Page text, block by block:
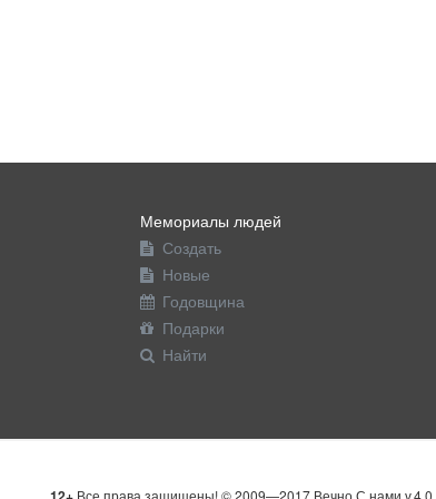
Мемориалы людей
Создать
Новые
Годовщина
Подарки
Найти